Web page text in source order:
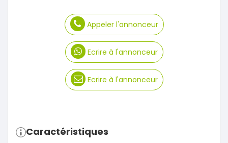
Appeler l'annonceur
Ecrire à l'annonceur
Ecrire à l'annonceur
Caractéristiques